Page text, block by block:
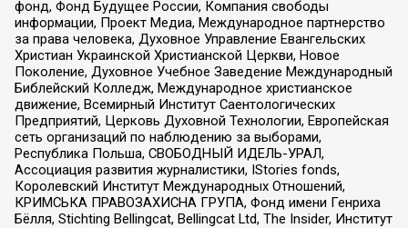
фонд, Фонд Будущее России, Компания свободы
информации, Проект Медиа, Международное партнерство
за права человека, Духовное Управление Евангельских
Христиан Украинской Христианской Церкви, Новое
Поколение, Духовное Учебное Заведение Международный
Библейский Колледж, Международное христианское
движение, Всемирный Институт Саентологических
Предприятий, Церковь Духовной Технологии, Европейская
сеть организаций по наблюдению за выборами,
Республика Польша, СВОБОДНЫЙ ИДЕЛЬ-УРАЛ,
Ассоциация развития журналистики, IStories fonds,
Королевский Институт Международных Отношений,
КРИМСЬКА ПРАВОЗАХИСНА ГРУПА, Фонд имени Генриха
Бёлля, Stichting Bellingcat, Bellingcat Ltd, The Insider, Институт